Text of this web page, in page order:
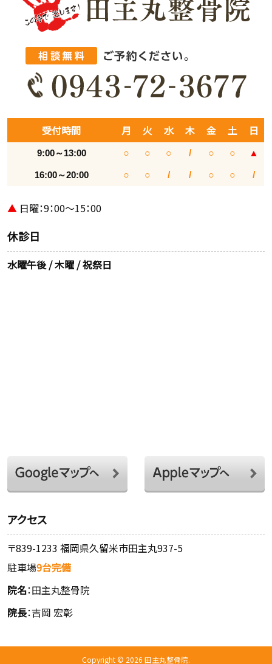
受付時間 月 火 水 木 金 土 日
9:00～13:00 ○ ○ ○ / ○ ○ ▲
16:00～20:00 ○ ○ / / ○ ○ /
▲ 日曜：9：00～15：00
休診日
水曜午後 / 木曜 / 祝祭日
アクセス
〒839-1233 福岡県久留米市田主丸937-5
駐車場9台完備
院名：田主丸整骨院
院長：吉岡 宏彰
Copyright © 2026 田主丸整骨院.